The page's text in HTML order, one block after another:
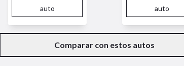
auto
auto
Comparar con estos autos